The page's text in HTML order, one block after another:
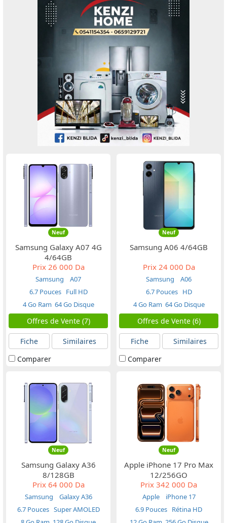
Neuf
Samsung Galaxy A07 4G
4/64GB
Prix26 000 Da
Samsung
A07
6.7 Pouces Full HD
4 Go Ram 64 Go Disque
Offres de Vente (7)
Fiche
Similaires
Comparer
Neuf
Samsung A06 4/64GB
Prix24 000 Da
Samsung
A06
6.7 Pouces HD
4 Go Ram 64 Go Disque
Offres de Vente (6)
Fiche
Similaires
Comparer
Neuf
Samsung Galaxy A36
8/128GB
Prix64 000 Da
Samsung
Galaxy A36
6.7 Pouces Super AMOLED
Neuf
Apple iPhone 17 Pro Max
12/256GO
Prix 342 000 Da
Apple
iPhone 17
6.9 Pouces Rétina HD